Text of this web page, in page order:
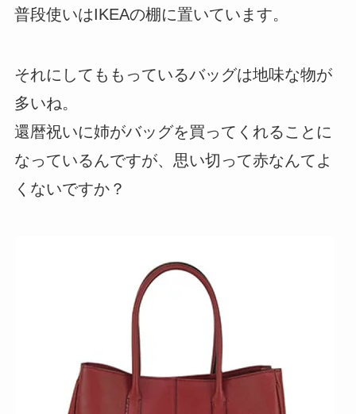
普段使いはIKEAの棚に置いています。
それにしてももっているバッグは地味な物が
多いね。
還暦祝いに姉がバッグを買ってくれることに
なっているんですが、思い切って赤なんてよ
くないですか？